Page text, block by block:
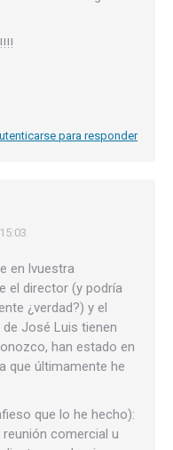
para responder
en lvuestra
el director (y podría
¿verdad?) y el
José Luis tienen
han estado en
que últimamente he
que lo he hecho):
comercial u